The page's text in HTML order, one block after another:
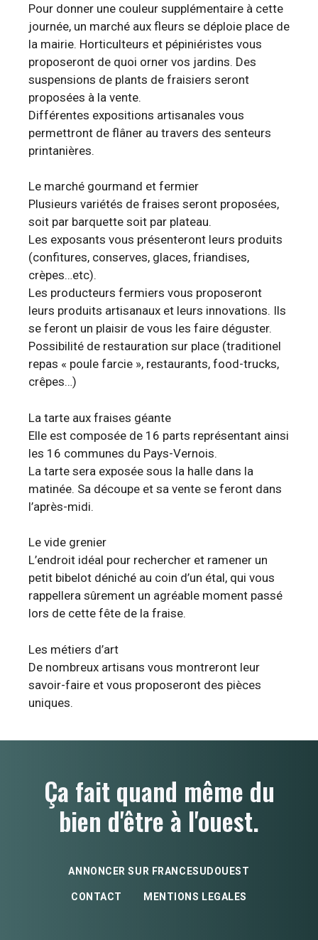
Pour donner une couleur supplémentaire à cette
journée, un marché aux fleurs se déploie place de
la mairie. Horticulteurs et pépiniéristes vous
proposeront de quoi orner vos jardins. Des
suspensions de plants de fraisiers seront
proposées à la vente.
Différentes expositions artisanales vous
permettront de flâner au travers des senteurs
printanières.
Le marché gourmand et fermier
Plusieurs variétés de fraises seront proposées,
soit par barquette soit par plateau.
Les exposants vous présenteront leurs produits
(confitures, conserves, glaces, friandises,
crèpes…etc).
Les producteurs fermiers vous proposeront
leurs produits artisanaux et leurs innovations. Ils
se feront un plaisir de vous les faire déguster.
Possibilité de restauration sur place (traditionel
repas « poule farcie », restaurants, food-trucks,
crêpes…)
La tarte aux fraises géante
Elle est composée de 16 parts représentant ainsi
les 16 communes du Pays-Vernois.
La tarte sera exposée sous la halle dans la
matinée. Sa découpe et sa vente se feront dans
l’après-midi.
Le vide grenier
L’endroit idéal pour rechercher et ramener un
petit bibelot déniché au coin d’un étal, qui vous
rappellera sûrement un agréable moment passé
lors de cette fête de la fraise.
Les métiers d’art
De nombreux artisans vous montreront leur
savoir-faire et vous proposeront des pièces
uniques.
Ça fait quand même du
bien d'être à l'ouest.
ANNONCER SUR FRANCESUDOUEST
CONTACT MENTIONS LEGALES